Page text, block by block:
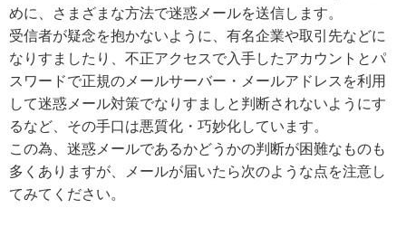
めに、さまざまな方法で迷惑メールを送信します。
受信者が疑念を抱かないように、有名企業や取引先などに
なりすましたり、不正アクセスで入手したアカウントとパ
スワードで正規のメールサーバー・メールアドレスを利用
して迷惑メール対策でなりすましと判断されないようにす
るなど、その手口は悪質化・巧妙化しています。
この為、迷惑メールであるかどうかの判断が困難なものも
多くありますが、メールが届いたら次のような点を注意し
てみてください。